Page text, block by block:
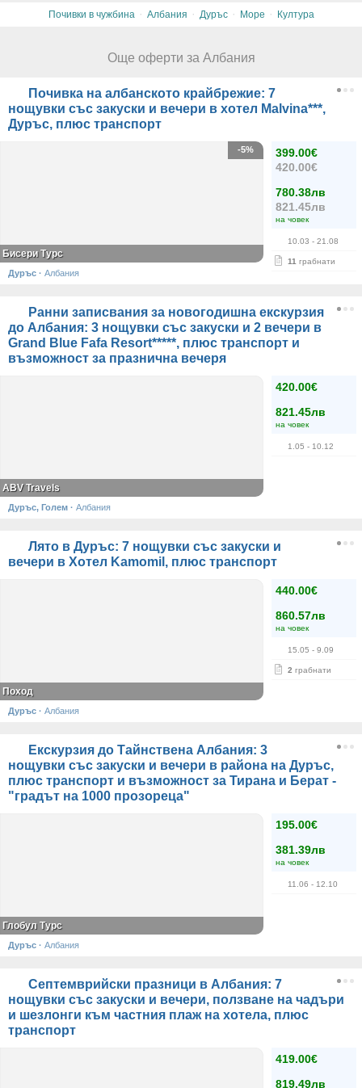
Почивки в чужбина · Албания · Дуръс · Море · Култура
Още оферти за Албания
Почивка на албанското крайбрежие: 7
нощувки със закуски и вечери в хотел Malvina***,
Дуръс, плюс транспорт
399.00€
420.00€
780.38лв
821.45лв
на човек
10.03 - 21.08
11 грабнати
-5%
Бисери Турс
Дуръс · Албания
Ранни записвания за новогодишна екскурзия
до Албания: 3 нощувки със закуски и 2 вечери в
Grand Blue Fafa Resort*****, плюс транспорт и
възможност за празнична вечеря
420.00€
821.45лв
на човек
1.05 - 10.12
ABV Travels
Дуръс, Голем · Албания
Лято в Дуръс: 7 нощувки със закуски и
вечери в Хотел Kamomil, плюс транспорт
440.00€
860.57лв
на човек
15.05 - 9.09
2 грабнати
Поход
Дуръс · Албания
Екскурзия до Тайнствена Албания: 3
нощувки със закуски и вечери в района на Дуръс,
плюс транспорт и възможност за Тирана и Берат -
"градът на 1000 прозореца"
195.00€
381.39лв
на човек
11.06 - 12.10
Глобул Турс
Дуръс · Албания
Септемврийски празници в Албания: 7
нощувки със закуски и вечери, ползване на чадъри
и шезлонги към частния плаж на хотела, плюс
транспорт
419.00€
819.49лв